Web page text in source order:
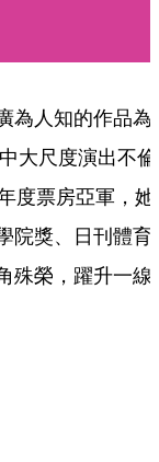
為人知的作品為
大尺度演出不倫
度票房亞軍，她
院獎、日刊體育
殊榮，躍升一線